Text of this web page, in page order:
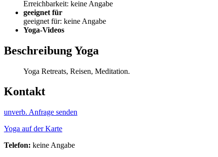
Erreichbarkeit: keine Angabe
geeignet für
geeignet für: keine Angabe
Yoga-Videos
Beschreibung Yoga
Yoga Retreats, Reisen, Meditation.
Kontakt
unverb. Anfrage senden
Yoga auf der Karte
Telefon: keine Angabe